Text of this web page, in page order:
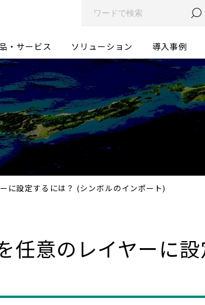
・サービス ソリューション 導入事例
に設定するには？ (シンボルのインポート)
任意のレイヤーに